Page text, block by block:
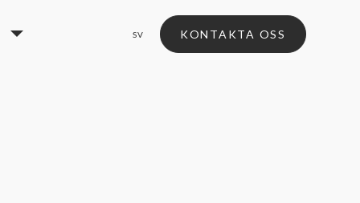
SV KONTAKTA OSS